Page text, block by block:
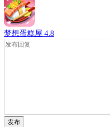
梦想蛋糕屋 4.8
发布